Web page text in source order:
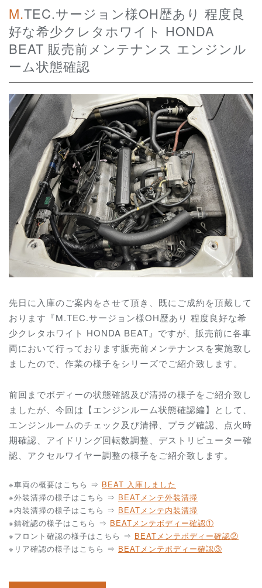
M.TEC.サージョン様OH歴あり 程度良
好な希少クレタホワイト HONDA
BEAT 販売前メンテナンス エンジンル
ーム状態確認
先日に入庫のご案内をさせて頂き、既にご成約を頂戴して
おります『M.TEC.サージョン様OH歴あり 程度良好な希
少クレタホワイト HONDA BEAT』ですが、販売前に各車
両において行っております販売前メンテナンスを実施致し
ましたので、作業の様子をシリーズでご紹介致します。
前回までボディーの状態確認及び清掃の様子をご紹介致し
ましたが、今回は【エンジンルーム状態確認編】として、
エンジンルームのチェック及び清掃、プラグ確認、点火時
期確認、アイドリング回転数調整、デストリビューター確
認、アクセルワイヤー調整の様子をご紹介致します。
※車両の概要はこちら ⇒ BEAT 入庫しました
※外装清掃の様子はこちら ⇒ BEATメンテ外装清掃
※内装清掃の様子はこちら ⇒ BEATメンテ内装清掃
※錆確認の様子はこちら ⇒ BEATメンテボディー確認①
※フロント確認の様子はこちら ⇒ BEATメンテボディー確認②
※リア確認の様子はこちら ⇒ BEATメンテボディー確認③